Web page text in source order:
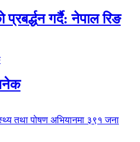
गर्दै: नेपाल रिङ